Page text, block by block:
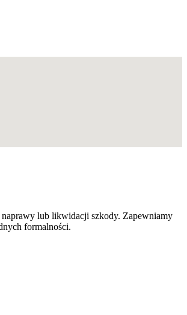
naprawy lub likwidacji szkody. Zapewniamy
formalności.